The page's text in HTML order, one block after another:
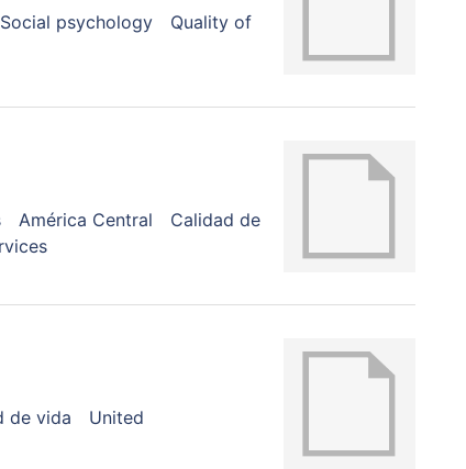
Social psychology
Quality of
América Central
Calidad de
de vida
United